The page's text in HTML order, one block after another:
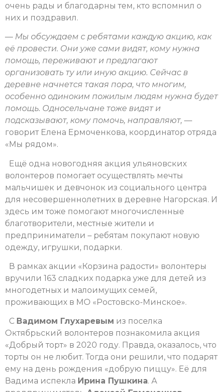
очень рады и благодарны тем, кто вспомнил о
них и поздравил.
— Мы обсуждаем с ребятами каждую акцию, как
её провести. Они уже сами видят, кому нужна
помощь, переживают и предлагают
организовать ту или иную акцию. Сейчас в
деревне начнется такая пора, что многим,
особенно одиноким пожилым людям нужна будет
помощь. Односельчане тоже видят и
подсказывают, кому помочь, направляют, —
говорит Елена Ермоченкова, координатор отряда
«Мы рядом».
Ещё одна новогодняя акция ульяновских
волонтеров помогает осуществлять мечты
мальчишек и девчонок из социального центра
для несовершеннолетних в деревне Нагорская. И
здесь им тоже помогают многочисленные
благотворители, местные жители и
предприниматели – ребятам покупают новую
одежду, игрушки, подарки.
В рамках акции «Корзина радости» волонтеры
вручили 163 сладких подарка уже для детей из
многодетных и малоимущих семей,
проживающих в МО «Ростовско-Минское».
С Вадимом Глухаревым из поселка
Октябрьский волонтеров познакомила акция
«Добрый торт» в 2020 году. Правда, оказалось, что
торты он не любит. Тогда они решили, что подарят
ему на день рождения «добрую пиццу». Её для
Вадима испекла Ирина Пушкина. А